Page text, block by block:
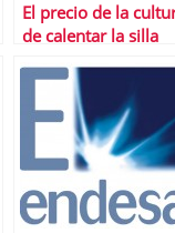
El precio de la
de calentar la silla